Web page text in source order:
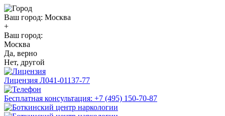
Ваш город: Москва
+
Ваш город:
Москва
Да, верно
Нет, другой
Лицензия Л041-01137-77
Бесплатная консультация: +7 (495) 150-70-87